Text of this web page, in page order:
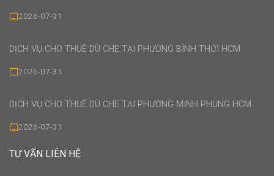
2026-07-31
DỊCH VỤ CHO THUÊ DÙ CHE TẠI PHƯỜNG BÌNH THỚI HCM
2026-07-31
DỊCH VỤ CHO THUÊ DÙ CHE TẠI PHƯỜNG MINH PHỤNG HCM
2026-07-31
TƯ VẤN LIÊN HỆ